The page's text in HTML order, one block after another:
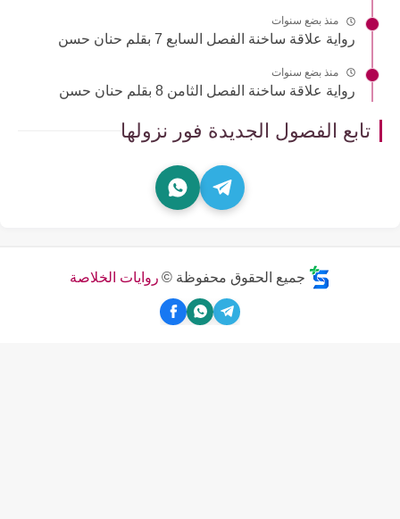
منذ بضع سنوات
رواية علاقة ساخنة الفصل السابع 7 بقلم حنان حسن
منذ بضع سنوات
رواية علاقة ساخنة الفصل الثامن 8 بقلم حنان حسن
تابع الفصول الجديدة فور نزولها
جميع الحقوق محفوظة © روايات الخلاصة